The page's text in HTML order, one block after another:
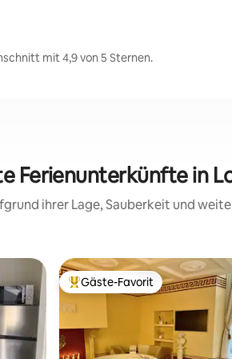
mit 4,9 von 5 Sternen.
Ferienunterkünfte in
ihrer Lage, Sauberkeit und
Beliebter Gäste-Favorit.
Gäste-Favorit